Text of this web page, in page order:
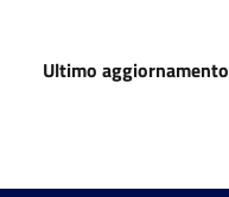
Ultimo aggiornamento